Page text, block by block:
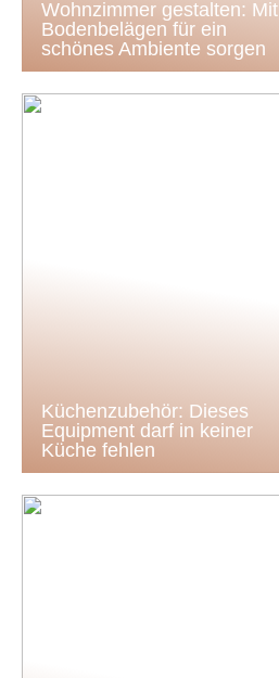
Wohnzimmer gestalten: Mit
Bodenbelägen für ein
schönes Ambiente sorgen
Küchenzubehör: Dieses
Equipment darf in keiner
Küche fehlen